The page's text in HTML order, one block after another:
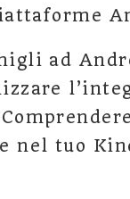
ad
nel tuo